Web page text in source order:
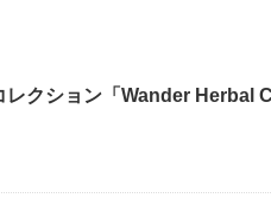
レクション「Wander Herbal